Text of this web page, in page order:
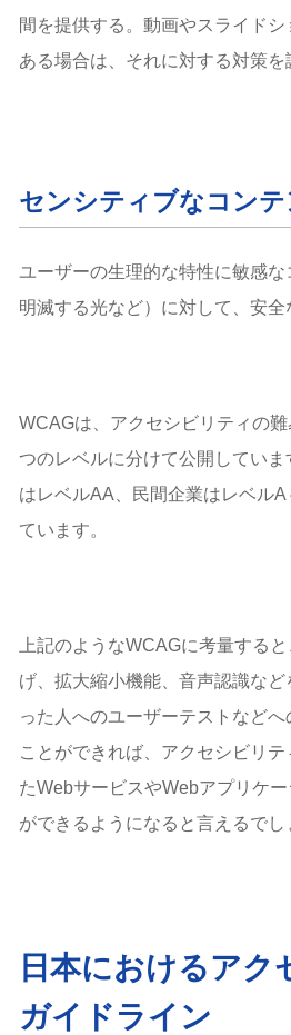
間を提供する。動画やスライド
ある場合は、それに対する対策を
センシティブなコン
ユーザーの生理的な特性に敏感な
明滅する光など）に対して、安全
WCAGは、アクセシビリティの
つのレベルに分けて公開してい
はレベルAA、民間企業はレベル
ています。
上記のようなWCAGに考量する
げ、拡大縮小機能、音声認識な
った人へのユーザーテストなど
ことができれば、アクセシビリ
たWebサービスやWebアプリケ
ができるようになると言えるでし
日本におけるアク
ガイドライン